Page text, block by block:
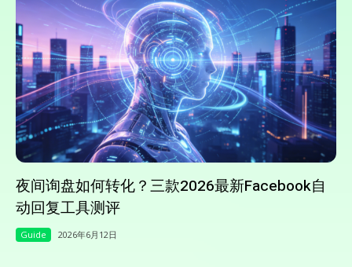
夜间询盘如何转化？三款2026最新Facebook自
动回复工具测评
Guide 2026年6月12日